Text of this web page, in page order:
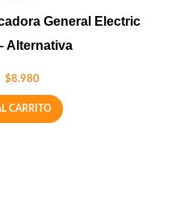
General Electric
Alternativa
$8.980
CARRITO